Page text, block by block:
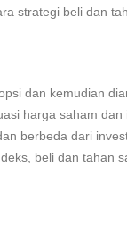
strategi beli dan
dan kemudian
harga saham
berbeda dari
beli dan tahan